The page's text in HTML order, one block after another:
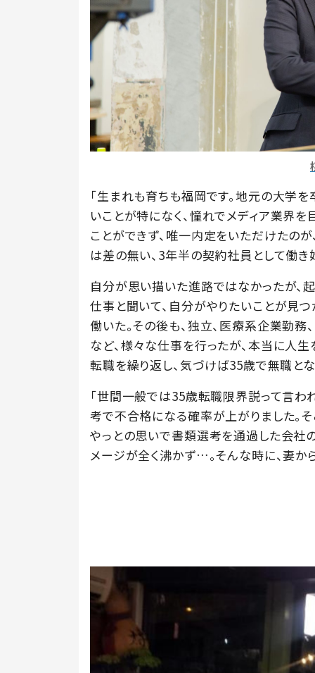
「生まれも育ちも福岡です。地元の大学
いことが特になく、憧れでメディア業界
ことができず、唯一内定をいただけたの
は差の無い、3年半の契約社員として働き
自分が思い描いた進路ではなかったが、
仕事と聞いて、自分がやりたいことが見
働いた。その後も、独立、医療系企業勤
など、様々な仕事を行ったが、本当に人
転職を繰り返し、気づけば35歳で無職とな
「世間一般では35歳転職限界説って言わ
考で不合格になる確率が上がりました。
やっとの思いで書類選考を通過した会社
メージが全く沸かず…。そんな時に、妻か